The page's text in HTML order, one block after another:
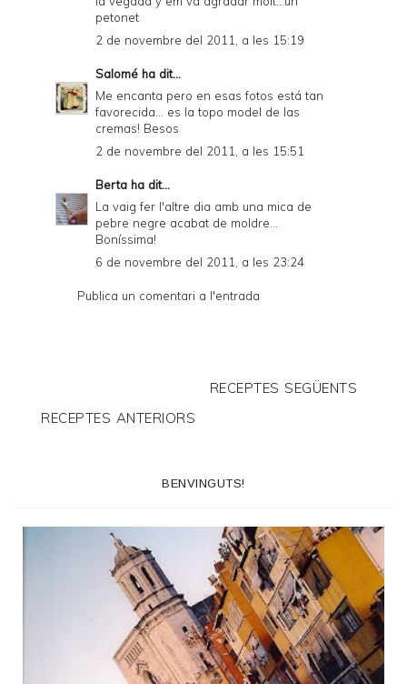
petonet
2 de novembre del 2011, a les 15:19
Salomé ha dit...
Me encanta pero en esas fotos está tan
favorecida... es la topo model de las
cremas! Besos
2 de novembre del 2011, a les 15:51
Berta ha dit...
La vaig fer l'altre dia amb una mica de
pebre negre acabat de moldre...
Boníssima!
6 de novembre del 2011, a les 23:24
Publica un comentari a l'entrada
RECEPTES SEGÜENTS
RECEPTES ANTERIORS
BENVINGUTS!